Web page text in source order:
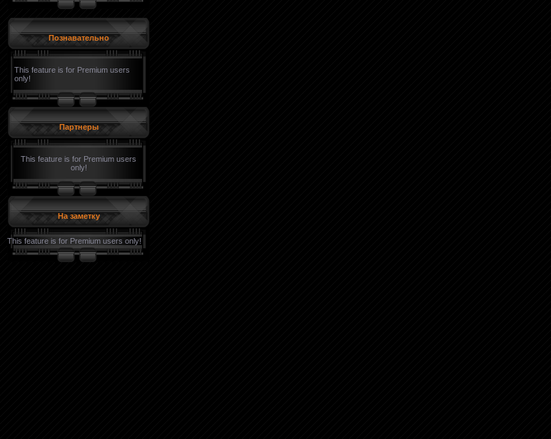
Познавательно
This feature is for Premium users
only!
Партнеры
This feature is for Premium users
only!
На заметку
This feature is for Premium users only!